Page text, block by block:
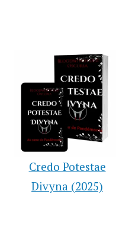
Credo Potestae
Divyna (2025)